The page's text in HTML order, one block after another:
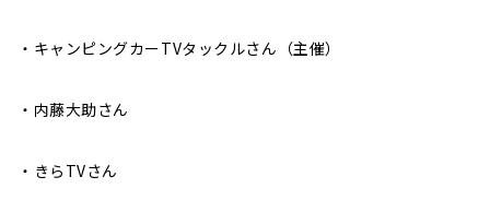
・キャンピングカーTVタックルさん（主催）
・内藤大助さん
・きらTVさん